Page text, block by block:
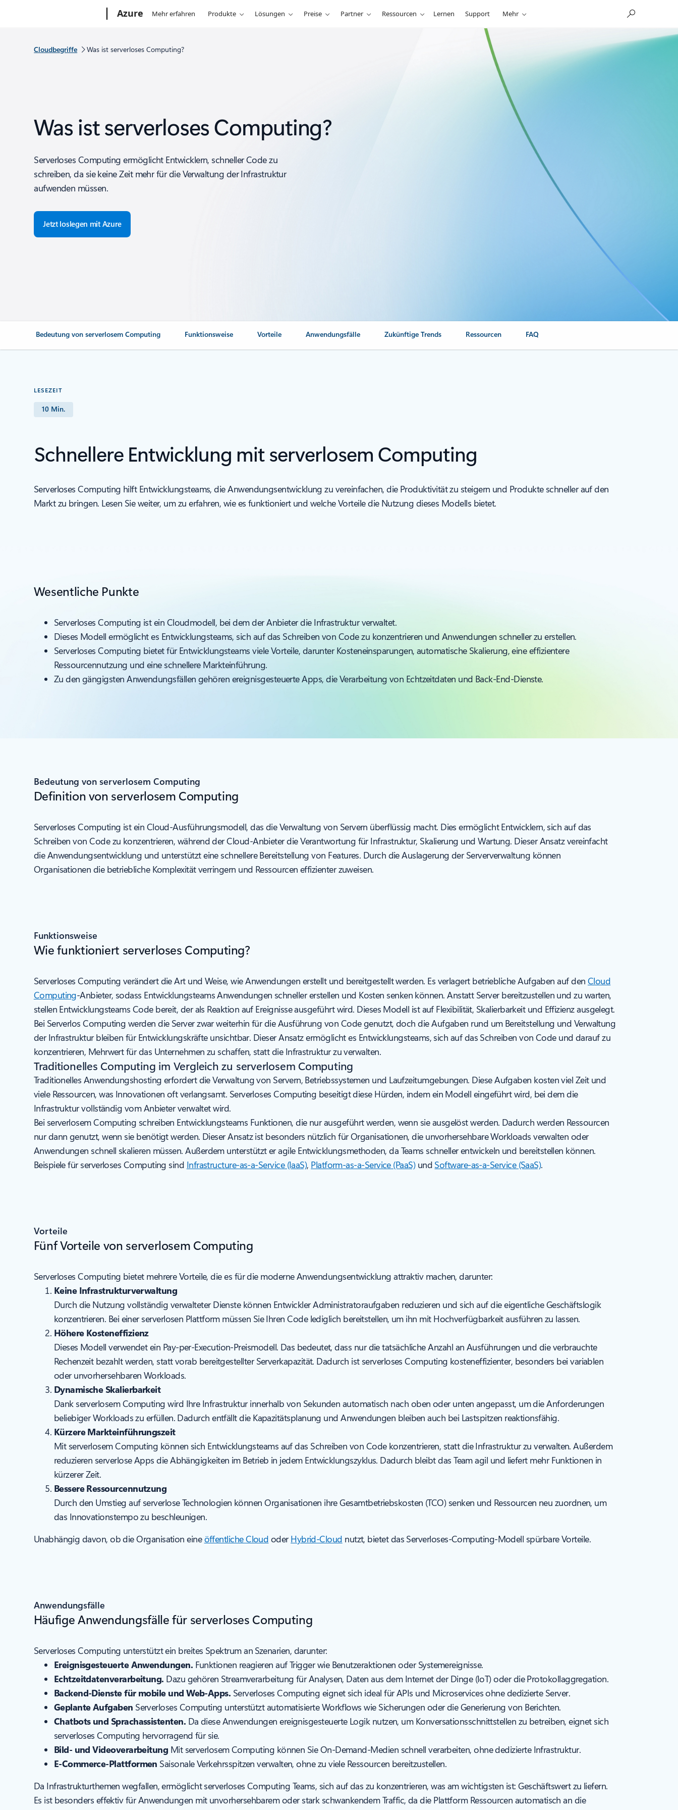
Azure Mehr erfahren Produkte Lösungen Preise Partner Ressourcen Lernen Support Mehr
Cloudbegriffe Was ist serverloses Computing?
Was ist serverloses Computing?
Serverloses Computing ermöglicht Entwicklern, schneller Code zu
schreiben, da sie keine Zeit mehr für die Verwaltung der Infrastruktur
aufwenden müssen.
Jetzt loslegen mit Azure
Bedeutung von serverlosem Computing Funktionsweise Vorteile Anwendungsfälle Zukünftige Trends Ressourcen FAQ
LESEZEIT
10 Min.
Schnellere Entwicklung mit serverlosem Computing
Serverloses Computing hilft Entwicklungsteams, die Anwendungsentwicklung zu vereinfachen, die Produktivität zu steigern und Produkte schneller auf den
Markt zu bringen. Lesen Sie weiter, um zu erfahren, wie es funktioniert und welche Vorteile die Nutzung dieses Modells bietet.
Wesentliche Punkte
Serverloses Computing ist ein Cloudmodell, bei dem der Anbieter die Infrastruktur verwaltet.
Dieses Modell ermöglicht es Entwicklungsteams, sich auf das Schreiben von Code zu konzentrieren und Anwendungen schneller zu erstellen.
Serverloses Computing bietet für Entwicklungsteams viele Vorteile, darunter Kosteneinsparungen, automatische Skalierung, eine effizientere
Ressourcennutzung und eine schnellere Markteinführung.
Zu den gängigsten Anwendungsfällen gehören ereignisgesteuerte Apps, die Verarbeitung von Echtzeitdaten und Back-End-Dienste.
Bedeutung von serverlosem Computing
Definition von serverlosem Computing
Serverloses Computing ist ein Cloud-Ausführungsmodell, das die Verwaltung von Servern überflüssig macht. Dies ermöglicht Entwicklern, sich auf das
Schreiben von Code zu konzentrieren, während der Cloud-Anbieter die Verantwortung für Infrastruktur, Skalierung und Wartung. Dieser Ansatz vereinfacht
die Anwendungsentwicklung und unterstützt eine schnellere Bereitstellung von Features. Durch die Auslagerung der Serververwaltung können
Organisationen die betriebliche Komplexität verringern und Ressourcen effizienter zuweisen.
Funktionsweise
Wie funktioniert serverloses Computing?
Serverloses Computing verändert die Art und Weise, wie Anwendungen erstellt und bereitgestellt werden. Es verlagert betriebliche Aufgaben auf den Cloud
Computing-Anbieter, sodass Entwicklungsteams Anwendungen schneller erstellen und Kosten senken können. Anstatt Server bereitzustellen und zu warten,
stellen Entwicklungsteams Code bereit, der als Reaktion auf Ereignisse ausgeführt wird. Dieses Modell ist auf Flexibilität, Skalierbarkeit und Effizienz ausgelegt.
Bei Serverlos Computing werden die Server zwar weiterhin für die Ausführung von Code genutzt, doch die Aufgaben rund um Bereitstellung und Verwaltung
der Infrastruktur bleiben für Entwicklungskräfte unsichtbar. Dieser Ansatz ermöglicht es Entwicklungsteams, sich auf das Schreiben von Code und darauf zu
konzentrieren, Mehrwert für das Unternehmen zu schaffen, statt die Infrastruktur zu verwalten.
Traditionelles Computing im Vergleich zu serverlosem Computing
Traditionelles Anwendungshosting erfordert die Verwaltung von Servern, Betriebssystemen und Laufzeitumgebungen. Diese Aufgaben kosten viel Zeit und
viele Ressourcen, was Innovationen oft verlangsamt. Serverloses Computing beseitigt diese Hürden, indem ein Modell eingeführt wird, bei dem die
Infrastruktur vollständig vom Anbieter verwaltet wird.
Bei serverlosem Computing schreiben Entwicklungsteams Funktionen, die nur ausgeführt werden, wenn sie ausgelöst werden. Dadurch werden Ressourcen
nur dann genutzt, wenn sie benötigt werden. Dieser Ansatz ist besonders nützlich für Organisationen, die unvorhersehbare Workloads verwalten oder
Anwendungen schnell skalieren müssen. Außerdem unterstützt er agile Entwicklungsmethoden, da Teams schneller entwickeln und bereitstellen können.
Beispiele für serverloses Computing sind Infrastructure-as-a-Service (IaaS), Platform-as-a-Service (PaaS)und Software-as-a-Service (SaaS).
Vorteile
Fünf Vorteile von serverlosem Computing
Serverloses Computing bietet mehrere Vorteile, die es für die moderne Anwendungsentwicklung attraktiv machen, darunter:
Keine Infrastrukturverwaltung
Durch die Nutzung vollständig verwalteter Dienste können Entwickler Administratoraufgaben reduzieren und sich auf die eigentliche Geschäftslogik
konzentrieren. Bei einer serverlosen Plattform müssen Sie Ihren Code lediglich bereitstellen, um ihn mit Hochverfügbarkeit ausführen zu lassen.
Höhere Kosteneffizienz
Dieses Modell verwendet ein Pay-per-Execution-Preismodell. Das bedeutet, dass nur die tatsächliche Anzahl an Ausführungen und die verbrauchte
Rechenzeit bezahlt werden, statt vorab bereitgestellter Serverkapazität. Dadurch ist serverloses Computing kosteneffizienter, besonders bei variablen
oder unvorhersehbaren Workloads.
Dynamische Skalierbarkeit
Dank serverlosem Computing wird Ihre Infrastruktur innerhalb von Sekunden automatisch nach oben oder unten angepasst, um die Anforderungen
beliebiger Workloads zu erfüllen. Dadurch entfällt die Kapazitätsplanung und Anwendungen bleiben auch bei Lastspitzen reaktionsfähig.
Kürzere Markteinführungszeit
Mit serverlosem Computing können sich Entwicklungsteams auf das Schreiben von Code konzentrieren, statt die Infrastruktur zu verwalten. Außerdem
reduzieren serverlose Apps die Abhängigkeiten im Betrieb in jedem Entwicklungszyklus. Dadurch bleibt das Team agil und liefert mehr Funktionen in
kürzerer Zeit.
Bessere Ressourcennutzung
Durch den Umstieg auf serverlose Technologien können Organisationen ihre Gesamtbetriebskosten (TCO) senken und Ressourcen neu zuordnen, um
das Innovationstempo zu beschleunigen.
Unabhängig davon, ob die Organisation eineöffentliche Cloud oderHybrid-Cloud nutzt, bietet das Serverloses-Computing-Modell spürbare Vorteile.
Anwendungsfälle
Häufige Anwendungsfälle für serverloses Computing
Serverloses Computing unterstützt ein breites Spektrum an Szenarien, darunter:
Ereignisgesteuerte Anwendungen. Funktionen reagieren auf Trigger wie Benutzeraktionen oder Systemereignisse.
Echtzeitdatenverarbeitung. Dazu gehören Streamverarbeitung für Analysen, Daten aus dem Internet der Dinge (IoT) oder die Protokollaggregation.
Backend-Dienste für mobile und Web-Apps. Serverloses Computing eignet sich ideal für APIs und Microservices ohne dedizierte Server.
Geplante Aufgaben Serverloses Computing unterstützt automatisierte Workflows wie Sicherungen oder die Generierung von Berichten.
Chatbots und Sprachassistenten. Da diese Anwendungen ereignisgesteuerte Logik nutzen, um Konversationsschnittstellen zu betreiben, eignet sich
serverloses Computing hervorragend für sie.
Bild- und Videoverarbeitung Mit serverlosem Computing können Sie On-Demand-Medien schnell verarbeiten, ohne dedizierte Infrastruktur.
E-Commerce-Plattformen Saisonale Verkehrsspitzen verwalten, ohne zu viele Ressourcen bereitzustellen.
Da Infrastrukturthemen wegfallen, ermöglicht serverloses Computing Teams, sich auf das zu konzentrieren, was am wichtigsten ist: Geschäftswert zu liefern.
Es ist besonders effektiv für Anwendungen mit unvorhersehbarem oder stark schwankendem Traffic, da die Plattform Ressourcen automatisch an die